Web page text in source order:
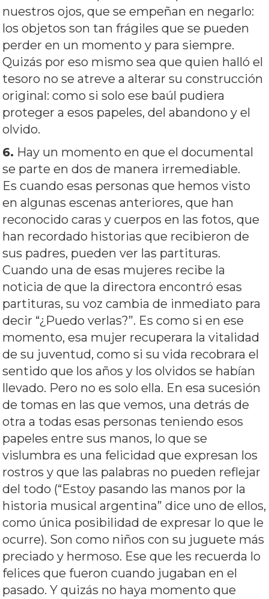
nuestros ojos, que se empeñan en negarlo:
los objetos son tan frágiles que se pueden
perder en un momento y para siempre.
Quizás por eso mismo sea que quien halló el
tesoro no se atreve a alterar su construcción
original: como si solo ese baúl pudiera
proteger a esos papeles, del abandono y el
olvido.
6. Hay un momento en que el documental
se parte en dos de manera irremediable.
Es cuando esas personas que hemos visto
en algunas escenas anteriores, que han
reconocido caras y cuerpos en las fotos, que
han recordado historias que recibieron de
sus padres, pueden ver las partituras.
Cuando una de esas mujeres recibe la
noticia de que la directora encontró esas
partituras, su voz cambia de inmediato para
decir “¿Puedo verlas?”. Es como si en ese
momento, esa mujer recuperara la vitalidad
de su juventud, como si su vida recobrara el
sentido que los años y los olvidos se habían
llevado. Pero no es solo ella. En esa sucesión
de tomas en las que vemos, una detrás de
otra a todas esas personas teniendo esos
papeles entre sus manos, lo que se
vislumbra es una felicidad que expresan los
rostros y que las palabras no pueden reflejar
del todo (“Estoy pasando las manos por la
historia musical argentina” dice uno de ellos,
como única posibilidad de expresar lo que le
ocurre). Son como niños con su juguete más
preciado y hermoso. Ese que les recuerda lo
felices que fueron cuando jugaban en el
pasado. Y quizás no haya momento que